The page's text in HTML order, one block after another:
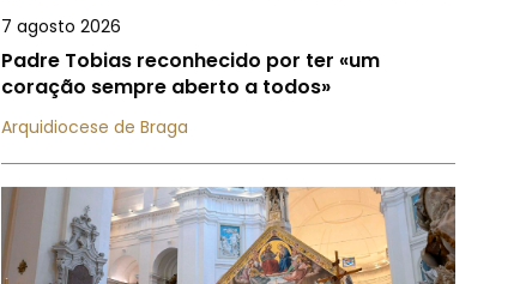
7 agosto 2026
Padre Tobias reconhecido por ter «um
coração sempre aberto a todos»
Arquidiocese de Braga